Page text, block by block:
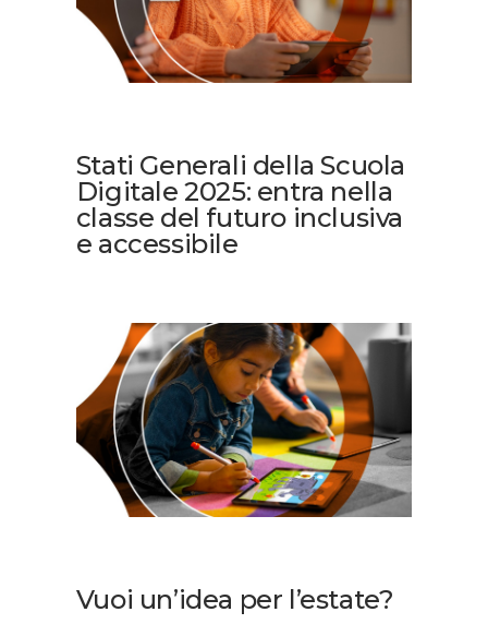
Stati Generali della Scuola
Digitale 2025: entra nella
classe del futuro inclusiva
e accessibile
Vuoi un’idea per l’estate?